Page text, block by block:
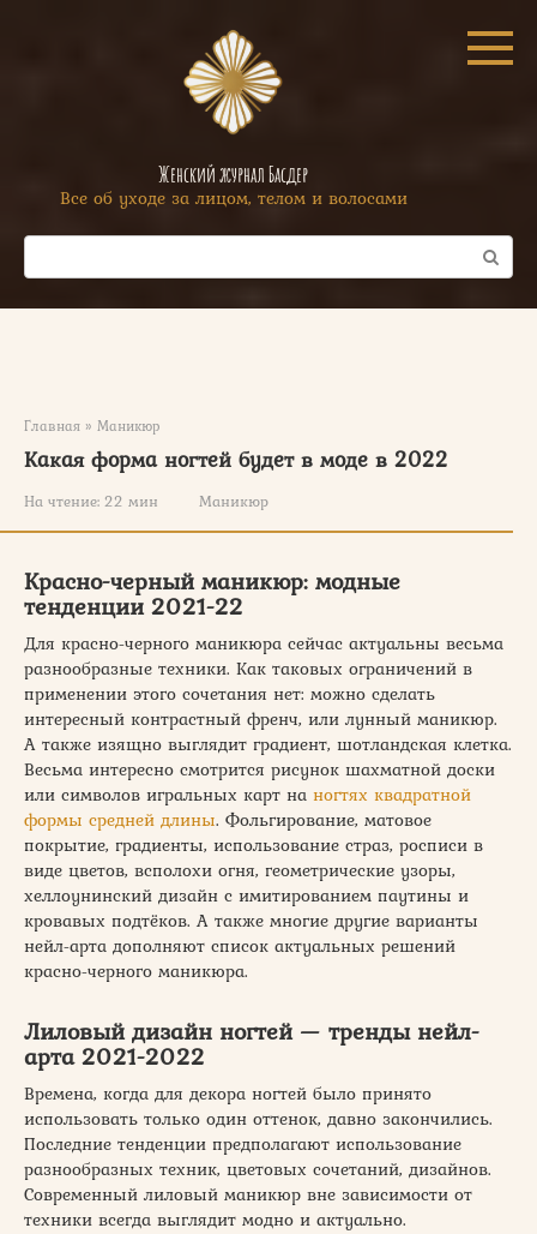
Женский журнал Басдер
Все об уходе за лицом, телом и волосами
Поиск:
Главная » Маникюр
Какая форма ногтей будет в моде в 2022
На чтение: 22 мин Маникюр
Красно-черный маникюр: модные
тенденции 2021-22
Для красно-черного маникюра сейчас актуальны весьма
разнообразные техники. Как таковых ограничений в
применении этого сочетания нет: можно сделать
интересный контрастный френч, или лунный маникюр.
А также изящно выглядит градиент, шотландская клетка.
Весьма интересно смотрится рисунок шахматной доски
или символов игральных карт на ногтях квадратной
формы средней длины. Фольгирование, матовое
покрытие, градиенты, использование страз, росписи в
виде цветов, всполохи огня, геометрические узоры,
хеллоунинский дизайн с имитированием паутины и
кровавых подтёков. А также многие другие варианты
нейл-арта дополняют список актуальных решений
красно-черного маникюра.
Лиловый дизайн ногтей — тренды нейл-
арта 2021-2022
Времена, когда для декора ногтей было принято
использовать только один оттенок, давно закончились.
Последние тенденции предполагают использование
разнообразных техник, цветовых сочетаний, дизайнов.
Современный лиловый маникюр вне зависимости от
техники всегда выглядит модно и актуально.